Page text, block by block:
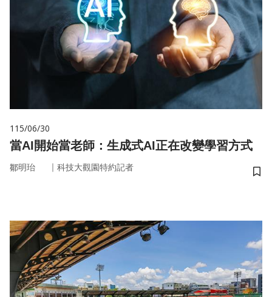
115/06/30
當AI開始當老師：生成式AI正在改變學習方式
鄒明珆 ｜ 科技大觀園特約記者
儲